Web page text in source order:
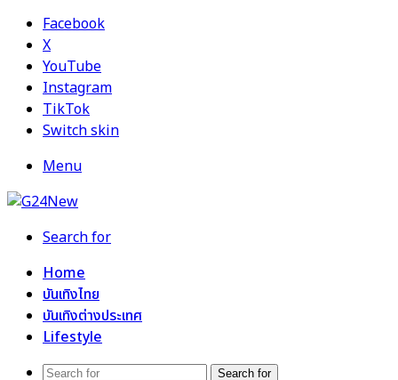
Facebook
X
YouTube
Instagram
TikTok
Switch skin
Menu
Search for
Home
บันเทิงไทย
บันเทิงต่างประเทศ
Lifestyle
Search for